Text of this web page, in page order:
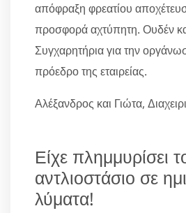
απόφραξη φρεατίου
προσφορά αχτύπητη. Ουδέν
Συγχαρητήρια για την
πρόεδρο της εταιρείας.
Αλέξανδρος και Γιώτα,
Είχε πλημμυρίσει
αντλιοστάσιο σε
λύματα!